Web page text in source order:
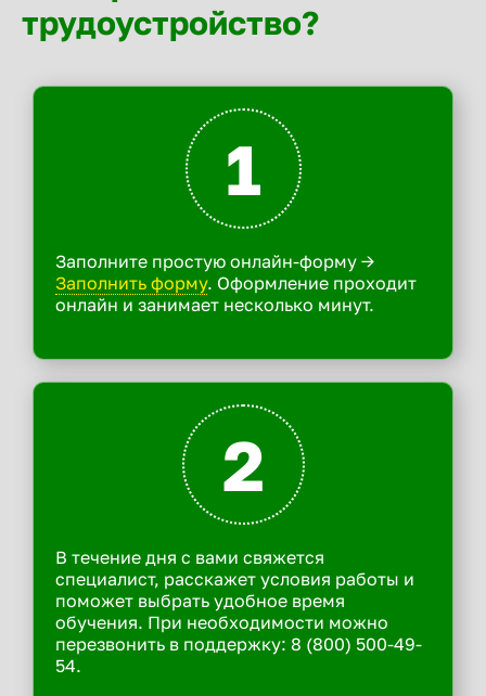
трудоустройство?
1
Заполните простую онлайн-форму ->
Заполнить форму. Оформление проходит
онлайн и занимает несколько минут.
2
В течение дня с вами свяжется
специалист, расскажет условия работы и
поможет выбрать удобное время
обучения. При необходимости можно
перезвонить в поддержку: 8 (800) 500-49-
54.